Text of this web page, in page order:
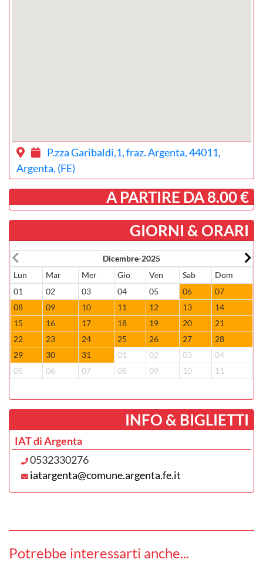
P.zza Garibaldi,1, fraz. Argenta, 44011,
Argenta, (FE)
­ A PARTIRE DA 8.00 €
GIORNI & ORARI
Dicembre-2025
Lun
Mar Mer Gio Ven Sab
Dom
01
02 03 04 05 06
07
08
09 10 11 12 13
14
15
16 17 18 19 20
21
22
23 24 25 26 27
28
29
30 31 01 02 03
04
05
06 07 08 09 10 11
­INFO & BIGLIETTI
IAT di Argenta
0532330276
iatargenta@comune.argenta.fe.it
Potrebbe interessarti anche...